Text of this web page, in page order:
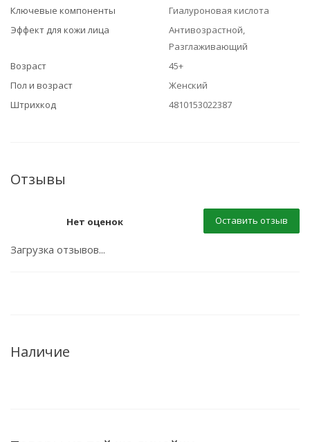
Ключевые компоненты
Гиалуроновая кислота
Эффект для кожи лица
Антивозрастной,
Разглаживающий
Возраст
45+
Пол и возраст
Женский
Штрихкод
4810153022387
Отзывы
Нет оценок Оставить отзыв
Загрузка отзывов...
Наличие